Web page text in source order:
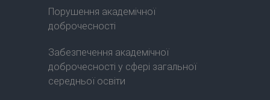
Порушення академічної
доброчесності
Забезпечення академічної
доброчесності у сфері загальної
середньої освіти